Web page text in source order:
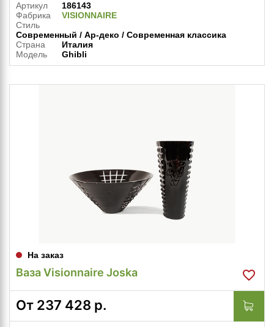
Артикул
186143
Фабрика
VISIONNAIRE
Стиль
Современный / Ар-деко / Современная классика
Страна
Италия
Модель
Ghibli
На заказ
Ваза Visionnaire Joska
От 237 428 р.